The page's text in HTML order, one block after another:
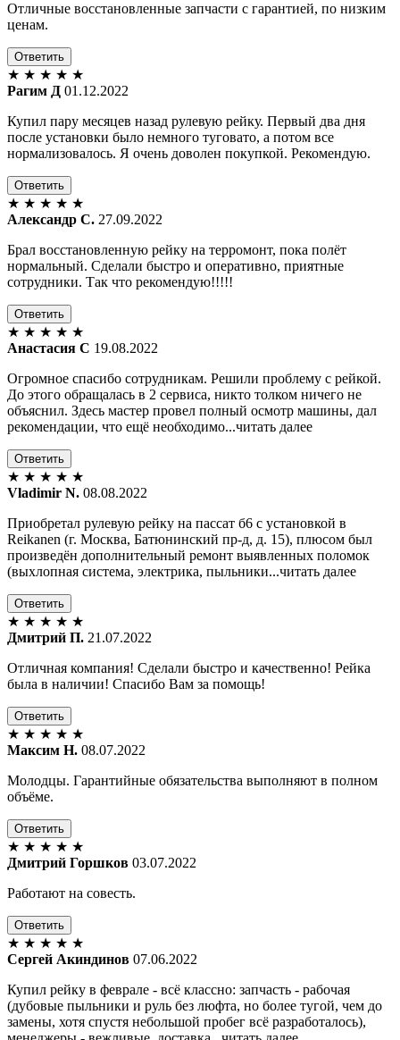
Отличные восстановленные запчасти с гарантией, по низким
ценам.
Ответить
★ ★ ★ ★ ★
Рагим Д 01.12.2022
Купил пару месяцев назад рулевую рейку. Первый два дня
после установки было немного туговато, а потом все
нормализовалось. Я очень доволен покупкой. Рекомендую.
Ответить
★ ★ ★ ★ ★
Александр С. 27.09.2022
Брал восстановленную рейку на терромонт, пока полёт
нормальный. Сделали быстро и оперативно, приятные
сотрудники. Так что рекомендую!!!!!
Ответить
★ ★ ★ ★ ★
Анастасия С 19.08.2022
Огромное спасибо сотрудникам. Решили проблему с рейкой.
До этого обращалась в 2 сервиса, никто толком ничего не
объяснил. Здесь мастер провел полный осмотр машины, дал
рекомендации, что ещё необходимо...читать далее
Ответить
★ ★ ★ ★ ★
Vladimir N. 08.08.2022
Приобретал рулевую рейку на пассат б6 с установкой в
Reikanen (г. Москва, Батюнинский пр-д, д. 15), плюсом был
произведён дополнительный ремонт выявленных поломок
(выхлопная система, электрика, пыльники...читать далее
Ответить
★ ★ ★ ★ ★
Дмитрий П. 21.07.2022
Отличная компания! Сделали быстро и качественно! Рейка
была в наличии! Спасибо Вам за помощь!
Ответить
★ ★ ★ ★ ★
Максим Н. 08.07.2022
Молодцы. Гарантийные обязательства выполняют в полном
объёме.
Ответить
★ ★ ★ ★ ★
Дмитрий Горшков 03.07.2022
Работают на совесть.
Ответить
★ ★ ★ ★ ★
Сергей Акиндинов 07.06.2022
Купил рейку в феврале - всё классно: запчасть - рабочая
(дубовые пыльники и руль без люфта, но более тугой, чем до
замены, хотя спустя небольшой пробег всё разработалось),